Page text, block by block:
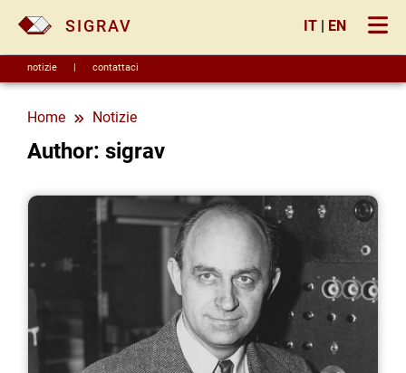
SIGRAV IT | EN
notizie | contattaci
×
Home notizie
Author: sigrav